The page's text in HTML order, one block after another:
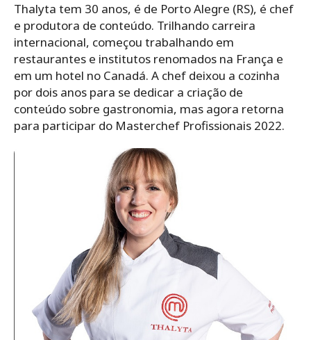
Thalyta tem 30 anos, é de Porto Alegre (RS), é chef
e produtora de conteúdo. Trilhando carreira
internacional, começou trabalhando em
restaurantes e institutos renomados na França e
em um hotel no Canadá. A chef deixou a cozinha
por dois anos para se dedicar a criação de
conteúdo sobre gastronomia, mas agora retorna
para participar do Masterchef Profissionais 2022.